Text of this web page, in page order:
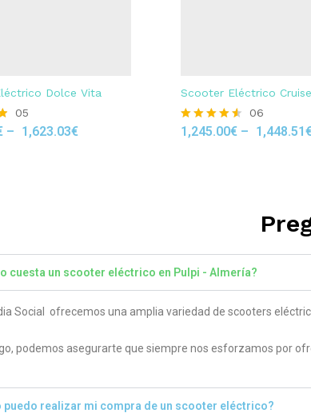
Dolce Vita
05
– 1,623.03€
Scooter Eléctrico
Rated
06
1,245.00€– 1,448.51
cuesta un scooter eléctrico en Pulpi - Almería?
Social ofrecemos una amplia variedad de scooters
podemos asegurarte que siempre nos esforzamos por
puedo realizar mi compra de un scooter eléctrico?